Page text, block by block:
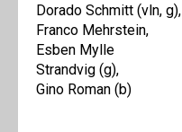
Dorado Schmitt (vln, g),
Franco Mehrstein,
Esben Mylle
Strandvig (g),
Gino Roman (b)